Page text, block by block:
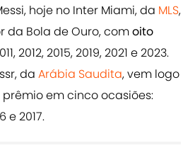
hoje no Inter Miami, da MLS,
da Bola de Ouro, comoito
2012, 2015, 2019, 2021 e 2023.
da Arábia Saudita, vem logo
em cinco ocasiões:
e 2017.